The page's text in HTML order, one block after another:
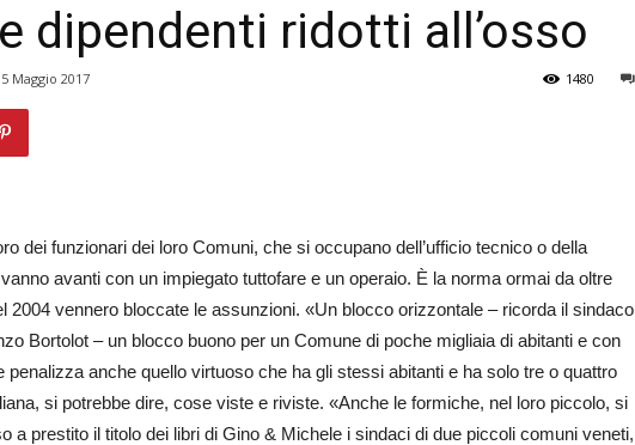
Veneto
dipendenti ridotti all’osso
Maggio 2017 1480
dei funzionari dei loro Comuni, che si occupano dell’ufficio tecnico o della
avanti con un impiegato tuttofare e un operaio. È la norma ormai da oltre
2004 vennero bloccate le assunzioni. «Un blocco orizzontale – ricorda il sindaco
Bortolot – un blocco buono per un Comune di poche migliaia di abitanti e con
penalizza anche quello virtuoso che ha gli stessi abitanti e ha solo tre o quattro
si potrebbe dire, cose viste e riviste. «Anche le formiche, nel loro piccolo, si
a prestito il titolo dei libri di Gino & Michele i sindaci di due piccoli comuni veneti,